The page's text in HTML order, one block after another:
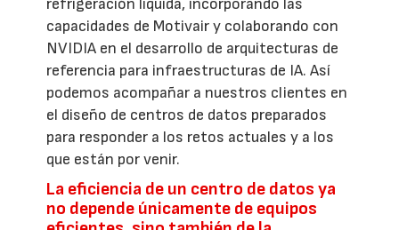
refrigeración líquida, incorporando las
capacidades de Motivair y colaborando con
NVIDIA en el desarrollo de arquitecturas de
referencia para infraestructuras de IA. Así
podemos acompañar a nuestros clientes en
el diseño de centros de datos preparados
para responder a los retos actuales y a los
que están por venir.
La eficiencia de un centro de datos ya
no depende únicamente de equipos